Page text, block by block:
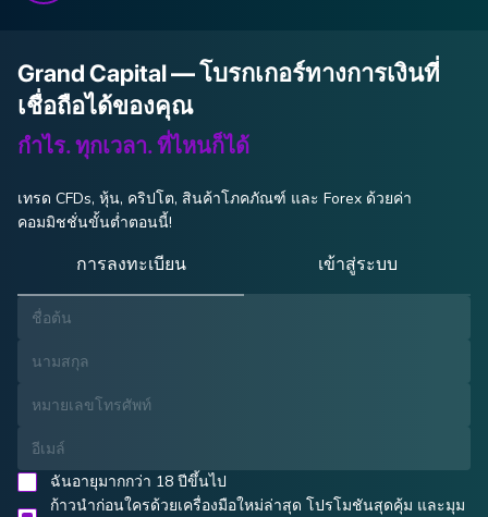
Grand Capital — โบรกเกอร์ทางการเงินที่
เชื่อถือได้ของคุณ
กำไร. ทุกเวลา. ที่ไหนก็ได้
เทรด CFDs, หุ้น, คริปโต, สินค้าโภคภัณฑ์ และ Forex ด้วยค่า
คอมมิชชั่นขั้นต่ำตอนนี้!
การลงทะเบียน
เข้าสู่ระบบ
ฉันอายุมากกว่า 18 ปีขึ้นไป
ก้าวนำก่อนใครด้วยเครื่องมือใหม่ล่าสุด โปรโมชันสุดคุ้ม และมุม